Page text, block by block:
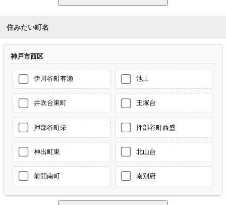
住みたい町名
神戸市西区
伊川谷町有瀬 池上
井吹台東町 王塚台
押部谷町栄 押部谷町西盛
神出町東 北山台
前開南町 南別府